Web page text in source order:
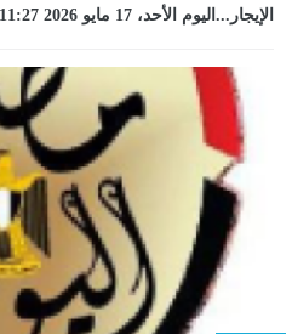
الإيجار...اليوم الأحد، 17 مايو 2026 11:27 صـ